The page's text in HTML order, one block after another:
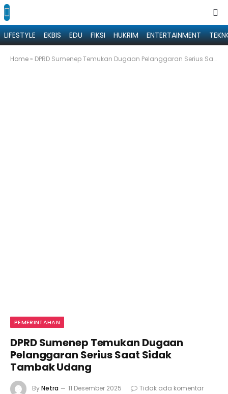
LIFESTYLE EKBIS EDU FIKSI HUKRIM ENTERTAINMENT
Home » DPRD Sumenep Temukan Dugaan Pelanggaran Serius Saat Sidak Tambak Udang
PEMERINTAHAN
DPRD Sumenep Temukan Dugaan
Pelanggaran Serius Saat Sidak
Tambak Udang
ByNetra 11 Desember 2025
Tidak ada komentar